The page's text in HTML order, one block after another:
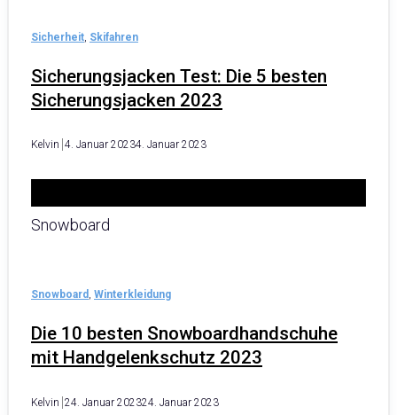
Sicherungsjacken Test: Die 5 besten
Sicherungsjacken 2023
Sicherheit Skifahren
Kelvin 4. Januar 20234. Januar 2023
Snowboard
Die 10 besten Snowboardhandschuhe
mit Handgelenkschutz 2023
Snowboard , Winterkleidung
Kelvin 24. Januar 202324. Januar 2023